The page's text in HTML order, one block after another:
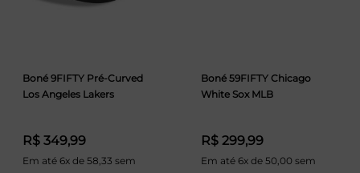
Boné 9FIFTY Pré-Curved
Los Angeles Lakers
R$ 349,99
Em até 6x de 58,33 sem
Boné 59FIFTY Chicago
White Sox MLB
R$ 299,99
Em até 6x de 50,00 sem